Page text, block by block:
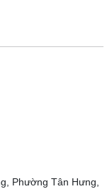
Phường Tân Hưng,